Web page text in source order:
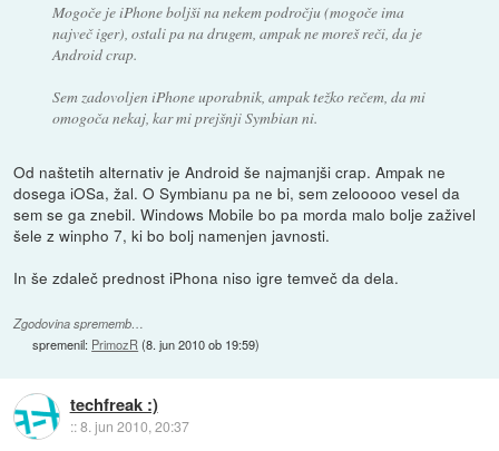
Mogoče je iPhone boljši na nekem področju (mogoče ima
največ iger), ostali pa na drugem, ampak ne moreš reči, da je
Android crap.
Sem zadovoljen iPhone uporabnik, ampak težko rečem, da mi
omogoča nekaj, kar mi prejšnji Symbian ni.
Od naštetih alternativ je Android še najmanjši crap. Ampak ne
dosega iOSa, žal. O Symbianu pa ne bi, sem zelooooo vesel da
sem se ga znebil. Windows Mobile bo pa morda malo bolje zaživel
šele z winpho 7, ki bo bolj namenjen javnosti.
In še zdaleč prednost iPhona niso igre temveč da dela.
Zgodovina sprememb…
spremenil: PrimozR(8. jun 2010 ob 19:59)
techfreak :)
::8. jun 2010, 20:37